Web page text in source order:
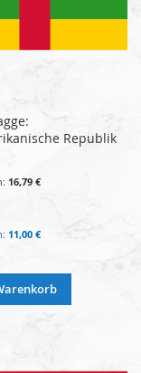
Republik
16,79 €
11,00 €